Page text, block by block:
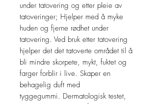
under tatovering og etter pleie av
tatoveringer; Hjelper med å myke
huden og fjerne rødhet under
tatovering. Ved bruk etter tatovering
hjelper det det tatoverte området til å
bli mindre skorpete, mykt, fuktet og
farger forblir i live. Skaper en
behagelig duft med
tyggegummi. Dermatologisk testet,